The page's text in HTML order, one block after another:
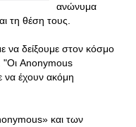
ανώνυμα
τη θέση τους.
να δείξουμε στον κόσμο
"Οι Anonymous
να έχουν ακόμη
και των